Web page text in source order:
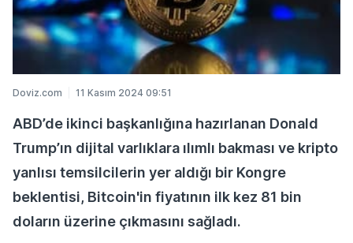
Doviz.com 11 Kasım 2024 09:51
ABD’de ikinci başkanlığına hazırlanan Donald
Trump’ın dijital varlıklara ılımlı bakması ve kripto
yanlısı temsilcilerin yer aldığı bir Kongre
beklentisi, Bitcoin'in fiyatının ilk kez 81 bin
doların üzerine çıkmasını sağladı.